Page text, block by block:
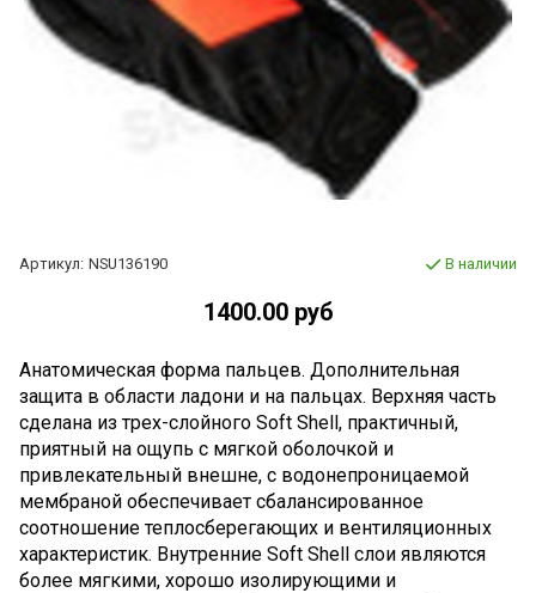
Артикул: NSU136190 В наличии
1400.00 руб
Анатомическая форма пальцев. Дополнительная
защита в области ладони и на пальцах. Верхняя часть
сделана из трех-слойного Soft Shell, практичный,
приятный на ощупь с мягкой оболочкой и
привлекательный внешне, с водонепроницаемой
мембраной обеспечивает сбалансированное
соотношение теплосберегающих и вентиляционных
характеристик. Внутренние Soft Shell слои являются
более мягкими, хорошо изолирующими и